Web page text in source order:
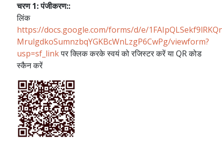
चरण 1: पंजीकरण::
लिंक
https://docs.google.com/forms/d/e/
MrulgdkoSumnzbqYGKBcWnLzgP6CwPg/viewform?
usp=sf_linkपर क्लिक करके स्वयं को रजिस्टर करें या QR कोड
स्कैन करें